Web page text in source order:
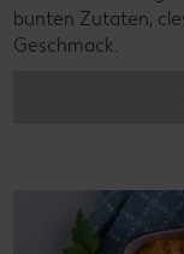
bunten Zutaten,
Geschmack.